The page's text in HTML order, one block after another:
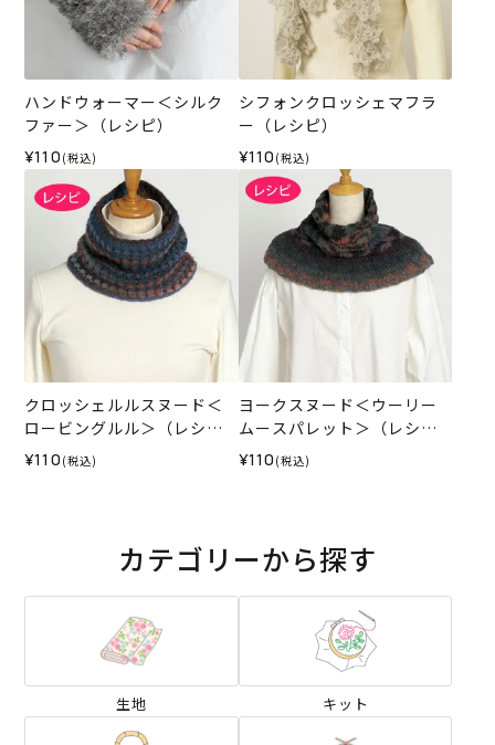
ハンドウォーマー＜シルク
ファー＞（レシピ）
¥110 (税込)
シフォンクロッシェマフラ
ー（レシピ）
¥110 (税込)
クロッシェルルスヌード＜
ロービングルル＞（レシ
ピ）
¥110 (税込)
ヨークスヌード＜ウーリー
ムースパレット＞（レシ
ピ）
¥110 (税込)
カテゴリーから探す
生地 キット